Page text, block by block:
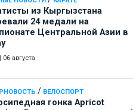
из Кыргызстана
24 медали на
Центральной Азии в
06 августа
/ ВЕЛОСПОРТ
гонка Apricot